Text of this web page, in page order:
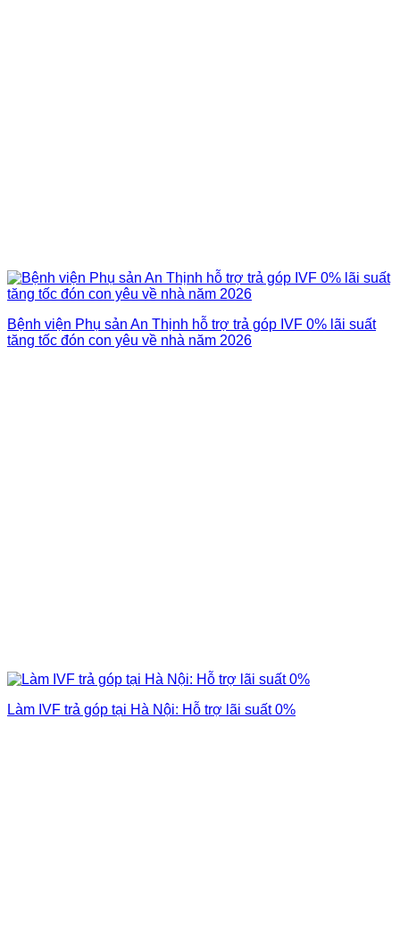
Bệnh viện Phụ sản An Thịnh hỗ trợ trả góp IVF 0% lãi suất
tăng tốc đón con yêu về nhà năm 2026
Làm IVF trả góp tại Hà Nội: Hỗ trợ lãi suất 0%